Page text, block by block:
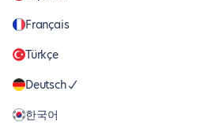
Français
Türkçe
Deutsch
한국어